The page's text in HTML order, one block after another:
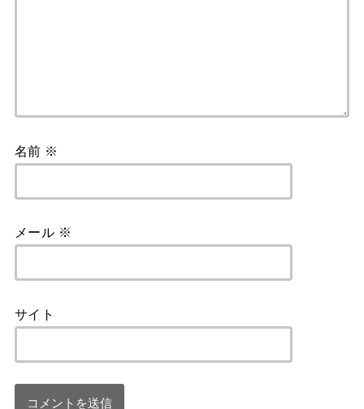
名前 ※
メール ※
サイト